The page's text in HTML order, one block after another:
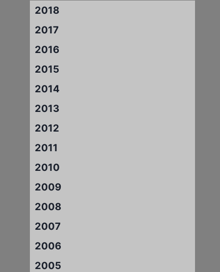
2018
2017
2016
2015
2014
2013
2012
2011
2010
2009
2008
2007
2006
2005